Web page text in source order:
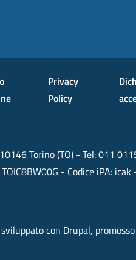
Privacy
Policy
Torino (TO) - Tel:011
TOIC8BW00G - Codice iPA:
con Drupal,